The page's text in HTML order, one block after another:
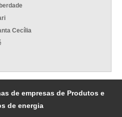
Cecília
de empresas de Produtos e
de energia